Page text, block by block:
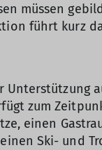
müssen
führt kurz
Unterstützung
zum
einen
Ski- und